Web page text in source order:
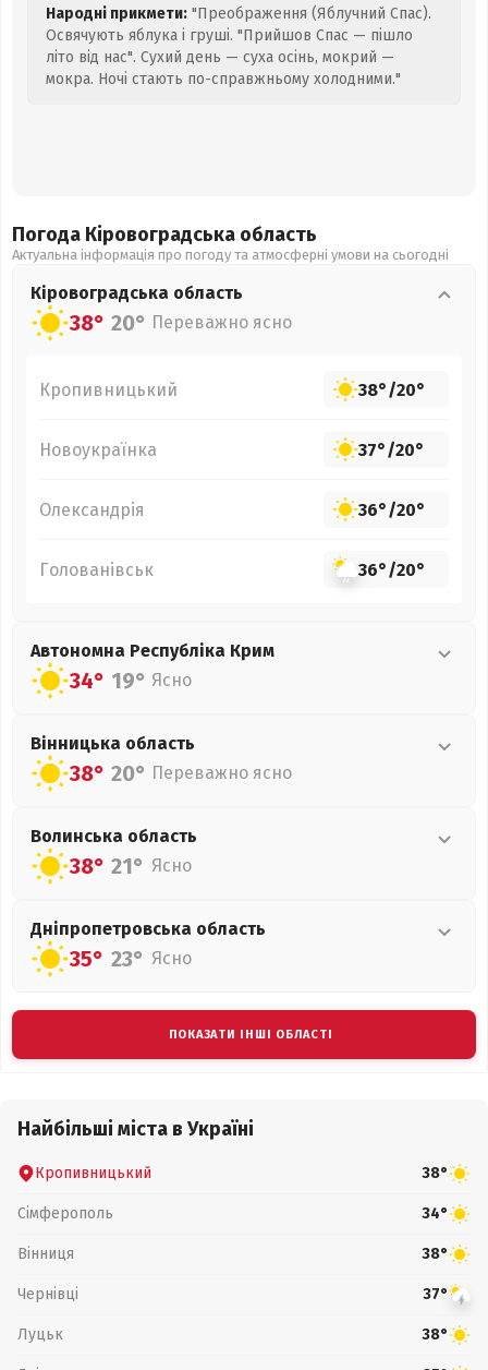
Народні прикмети: "Преображення (Яблучний Спас).
Освячують яблука і груші. "Прийшов Спас — пішло
літо від нас". Сухий день — суха осінь, мокрий —
мокра. Ночі стають по-справжньому холодними."
Погода Кіровоградська область
Актуальна інформація про погоду та атмосферні умови на сьогодні
Кіровоградська область
38° 20° Переважно ясно
Кропивницький 38°/20°
Новоукраїнка 37°/20°
Олександрія 36°/20°
Голованівськ 36°/20°
Автономна Республіка Крим
34° 19° Ясно
Вінницька область
38° 20° Переважно ясно
Волинська область
38° 21° Ясно
Дніпропетровська область
35° 23° Ясно
ПОКАЗАТИ ІНШІ ОБЛАСТІ
Найбільші міста в Україні
Кропивницький 38°
Сімферополь 34°
Вінниця 38°
Чернівці 37°
Луцьк 38°